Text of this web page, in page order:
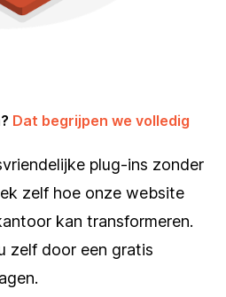
Dat begrijpen we volledig
plug-ins zonder
zelf hoe onze website
kan transformeren.
zelf door een gratis